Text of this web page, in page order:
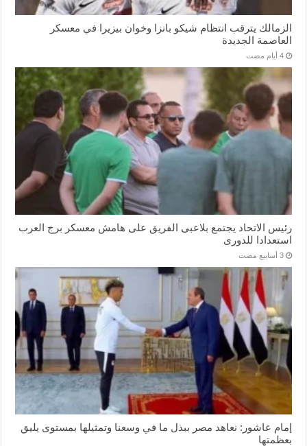
الزمالك يترقب انتظام شيكو بانزا وخوان بيزيرا في معسكر
العاصمة الجديدة
‏4 أيام مضت
رئيس الاتحاد يجتمع بلاعبى الفريق على هامش معسكر برج العرب
استعدادا للدورى
‏3 أسابيع مضت
إمام عاشور: نعاهد مصر ببذل ما في وسعنا وتمثيلها بمستوى يليق
بعظمتها